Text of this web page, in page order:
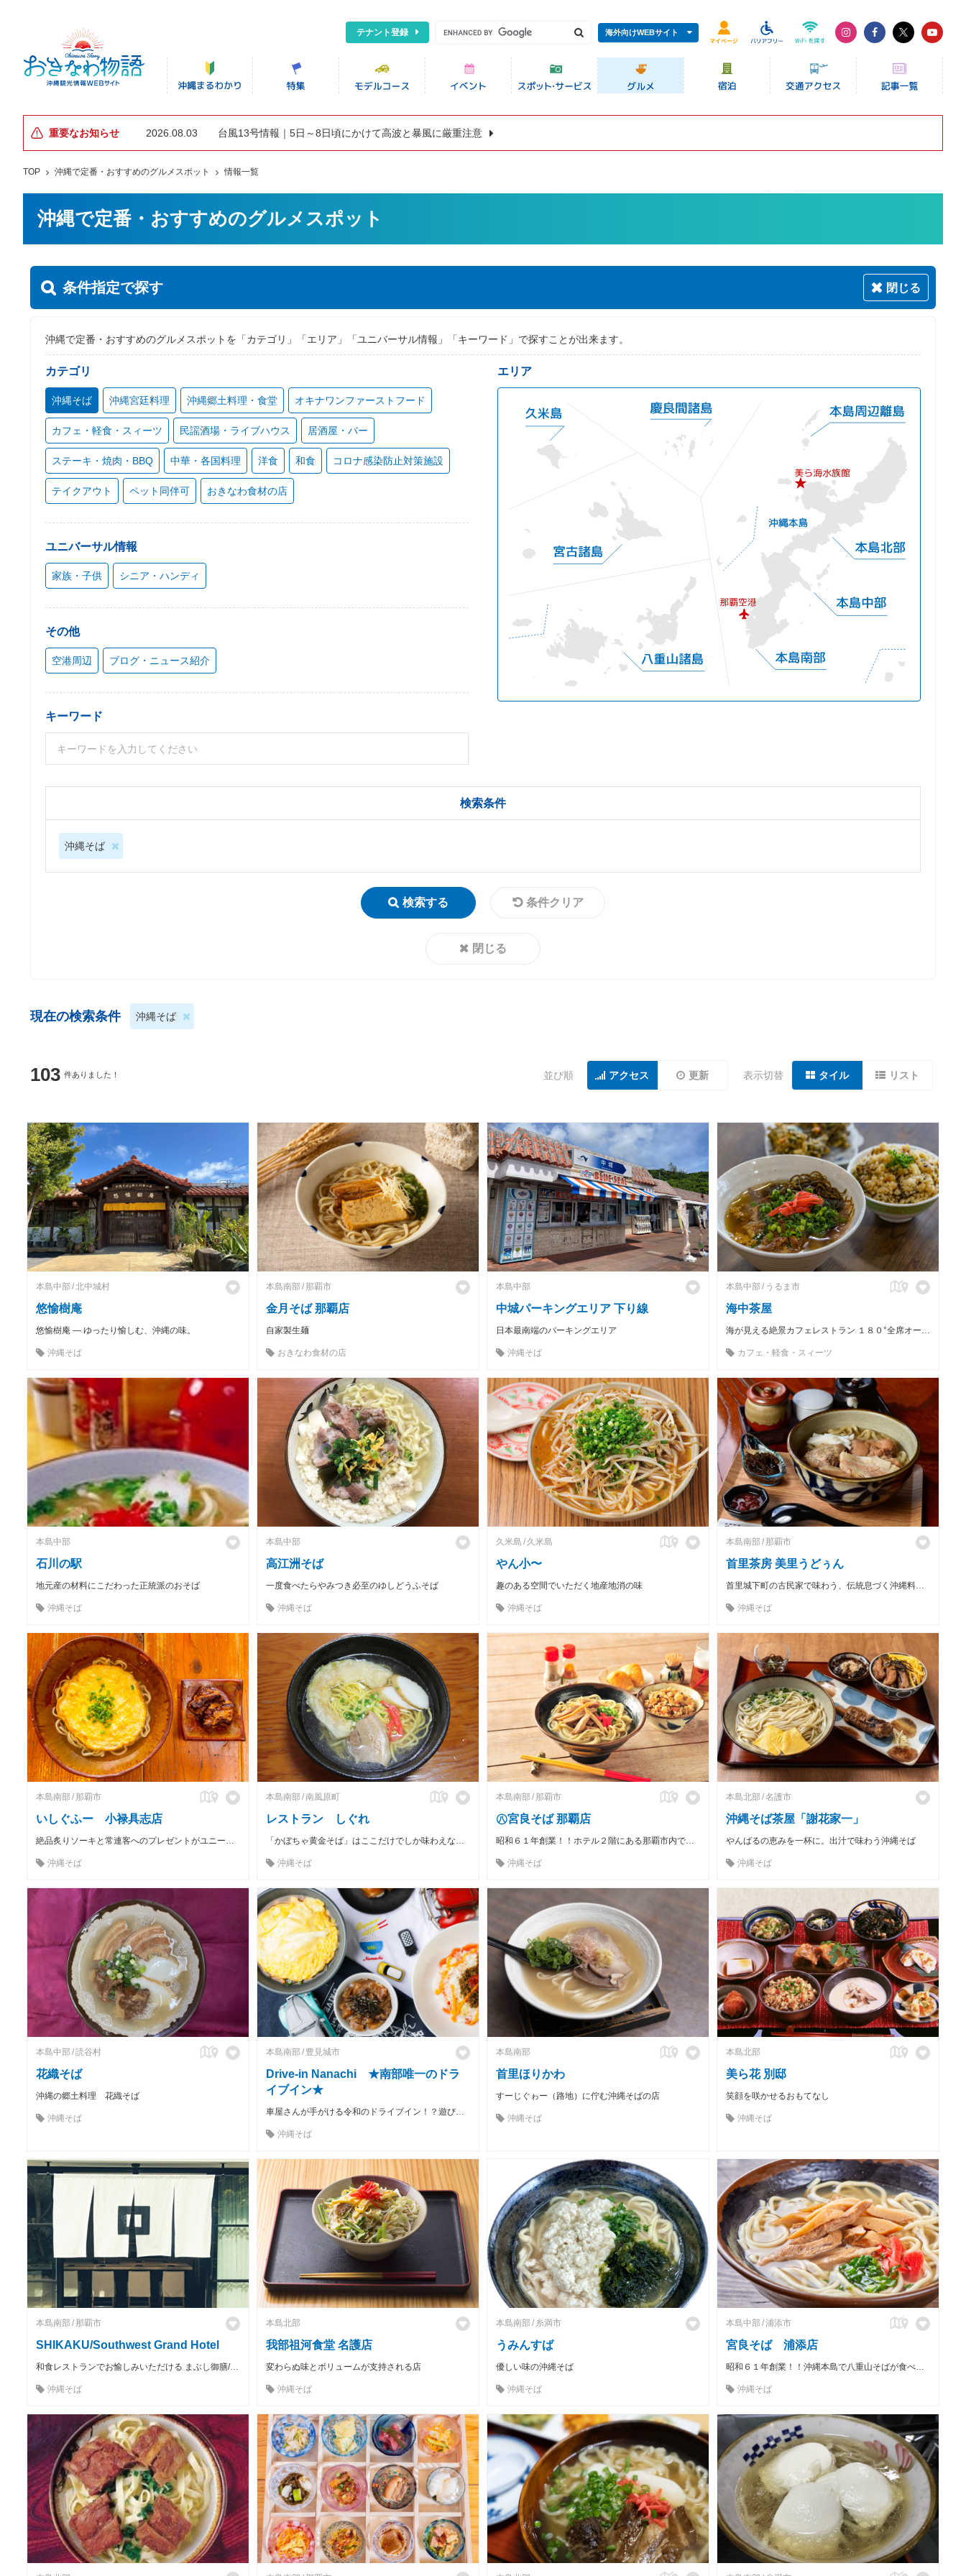
テナント登録 海外向けWEBサイト
重要なお知らせ 2026.08.03 台風13号情報｜5日～8日頃にかけて高波と暴風に厳重注意
TOP 沖縄で定番・おすすめのグルメスポット 情報一覧
沖縄で定番・おすすめのグルメスポット
条件指定で探す 閉じる
沖縄で定番・おすすめのグルメスポットを「カテゴリ」「エリア」「ユニバーサル情報」「キーワード」で探すことが出来ます。
カテゴリ
沖縄そば 沖縄宮廷料理 沖縄郷土料理・食堂 オキナワンファーストフード
カフェ・軽食・スィーツ 民謡酒場・ライブハウス 居酒屋・バー
ステーキ・焼肉・BBQ 中華・各国料理 洋食 和食 コロナ感染防止対策施設
テイクアウト ペット同伴可 おきなわ食材の店
ユニバーサル情報
家族・子供 シニア・ハンディ
その他
空港周辺 ブログ・ニュース紹介
キーワード
エリア
検索条件
沖縄そば
検索する 条件クリア
閉じる
現在の検索条件 沖縄そば
103 件ありました！ 並び順 アクセス 更新 表示切替 タイル リスト
本島中部 北中城村
悠愉樹庵
悠愉樹庵 ― ゆったり愉しむ、沖縄の味。
沖縄そば
本島南部 那覇市
金月そば 那覇店
自家製生麺
おきなわ食材の店
本島中部
中城パーキングエリア 下り線
日本最南端のパーキングエリア
沖縄そば
本島中部 うるま市
海中茶屋
海が見える絶景カフェレストラン １８０°全席オーシャンビューの広々としたオシャレな空間で、癒されながら自慢の料理を堪能できます。
カフェ・軽食・スィーツ
本島中部
石川の駅
地元産の材料にこだわった正統派のおそば
沖縄そば
本島中部
高江洲そば
一度食べたらやみつき必至のゆしどうふそば
沖縄そば
久米島 久米島
やん小〜
趣のある空間でいただく地産地消の味
沖縄そば
本島南部 那覇市
首里茶房 美里うどぅん
首里城下町の古民家で味わう、伝統息づく沖縄料理店。
沖縄そば
本島南部 那覇市
いしぐふー 小禄具志店
絶品炙りソーキと常連客へのプレゼントがユニークな初代沖縄そば王！
沖縄そば
本島南部 南風原町
レストラン しぐれ
「かぼちゃ黄金そば」はここだけでしか味わえない沖縄そば。
沖縄そば
本島南部 那覇市
㊇宮良そば 那覇店
昭和６１年創業！！ホテル２階にある那覇市内で、屋根付き駐車場の沖縄そば専門店！
沖縄そば
本島北部 名護市
沖縄そば茶屋「謝花家一」
やんばるの恵みを一杯に。出汁で味わう沖縄そば
沖縄そば
本島中部 読谷村
花織そば
沖縄の郷土料理 花織そば
沖縄そば
本島南部 豊見城市
Drive-in Nanachi ★南部唯一のドラ
イブイン★
車屋さんが手がける令和のドライブイン！？遊び心満載のオシャレな《トレーラーハウス》＆《ドライブスルー》で、【沖縄そば】や【アサイーボウル】が食べられる唯一無二のお店！
沖縄そば
本島南部
首里ほりかわ
すーじぐゎー（路地）に佇む沖縄そばの店
沖縄そば
本島北部
美ら花 別邸
笑顔を咲かせるおもてなし
沖縄そば
本島南部 那覇市
SHIKAKU/Southwest Grand Hotel
和食レストランでお愉しみいただける まぶし御膳/SHIKAKUの沖縄そば
沖縄そば
本島北部
我部祖河食堂 名護店
変わらぬ味とボリュームが支持される店
沖縄そば
本島南部 糸満市
うみんすば
優しい味の沖縄そば
沖縄そば
本島中部 浦添市
宮良そば 浦添店
昭和６１年創業！！沖縄本島で八重山そばが食べれる数少ない沖縄そば専門店！
沖縄そば